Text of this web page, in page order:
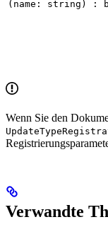
(name: string) :
Wenn Sie den
Verwandte